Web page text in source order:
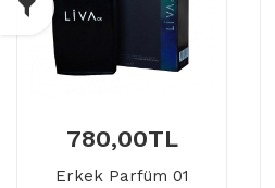
780,00TL
Erkek Parfüm 01